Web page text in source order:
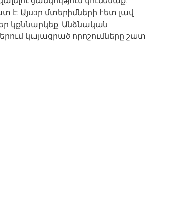
է: Այսօր մտերիմների հետ լավ
կքննարկեք: Անձնական
կայացրած որոշումները շատ